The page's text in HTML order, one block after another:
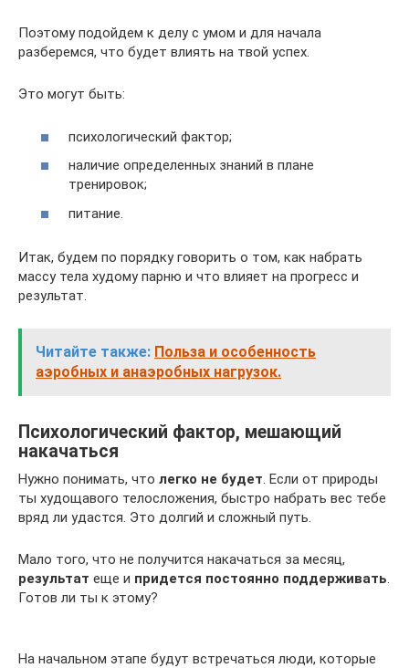
Поэтому подойдем к делу с умом и для начала
разберемся, что будет влиять на твой успех.
Это могут быть:
психологический фактор;
наличие определенных знаний в плане
тренировок;
питание.
Итак, будем по порядку говорить о том, как набрать
массу тела худому парню и что влияет на прогресс и
результат.
Читайте также: Польза и особенность
аэробных и анаэробных нагрузок.
Психологический фактор, мешающий
накачаться
Нужно понимать, что легко не будет . Если от природы
ты худощавого телосложения, быстро набрать вес тебе
вряд ли удастся. Это долгий и сложный путь.
Мало того, что не получится накачаться за месяц,
результат еще и придется постоянно поддерживать
Готов ли ты к этому?
На начальном этапе будут встречаться люди, которые